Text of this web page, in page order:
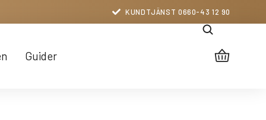
KUNDTJÄNST 0660-43 12 90
Guider